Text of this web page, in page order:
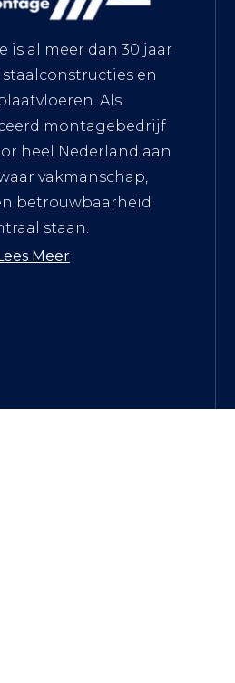
is al meer dan 30 jaar
en
Als
montagebedrijf
heel Nederland aan
vakmanschap,
betrouwbaarheid
staan.
Meer